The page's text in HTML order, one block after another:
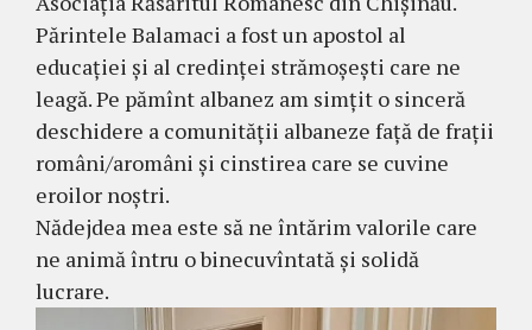
Părintele Balamaci a fost un apostol al
educației și al credinței strămoșești care ne
leagă. Pe pămînt albanez am simțit o sinceră
deschidere a comunității albaneze față de frații
români/aromâni și cinstirea care se cuvine
eroilor noștri.
Nădejdea mea este să ne întărim valorile care
ne animă întru o binecuvîntată și solidă
lucrare.